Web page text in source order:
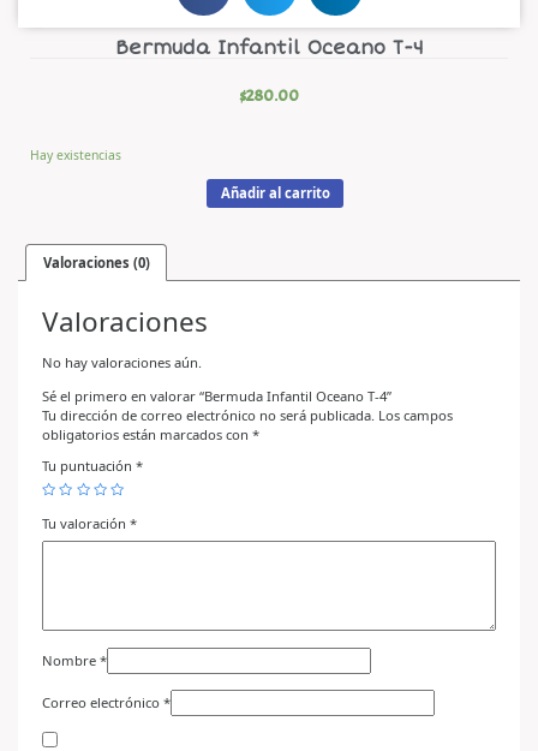
Bermuda Infantil Oceano T-4
$280.00
Hay existencias
Añadir al carrito
Valoraciones (0)
Valoraciones
No hay valoraciones aún.
Sé el primero en valorar “Bermuda Infantil Oceano T-4”
Tu dirección de correo electrónico no será publicada. Los campos
obligatorios están marcados con *
Tu puntuación *
Tu valoración *
Nombre *
Correo electrónico *